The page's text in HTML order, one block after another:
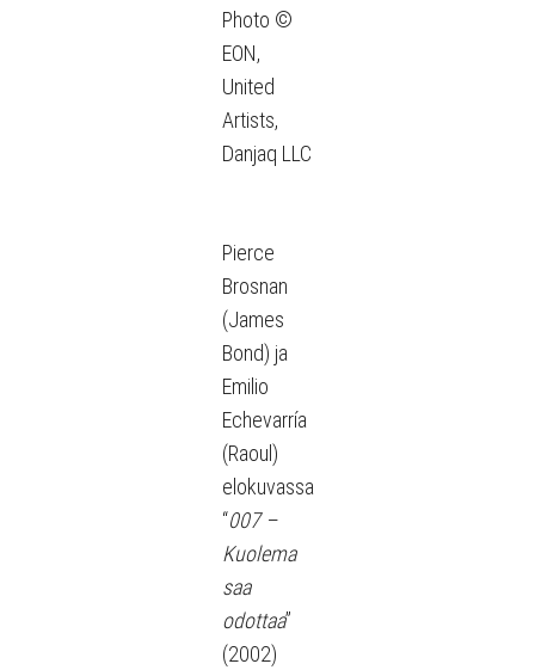
Photo ©
EON,
United
Artists,
Danjaq LLC
Pierce
Brosnan
(James
Bond) ja
Emilio
Echevarría
(Raoul)
elokuvassa
“007 –
Kuolema
saa
odottaa”
(2002)